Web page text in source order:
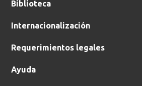
Biblioteca
Internacionalización
Requerimientos legales
Ayuda